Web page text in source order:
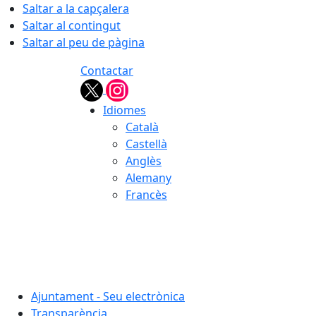
Saltar a la capçalera
Saltar al contingut
Saltar al peu de pàgina
Contactar
Idiomes
Català
Castellà
Anglès
Alemany
Francès
Ajuntament - Seu electrònica